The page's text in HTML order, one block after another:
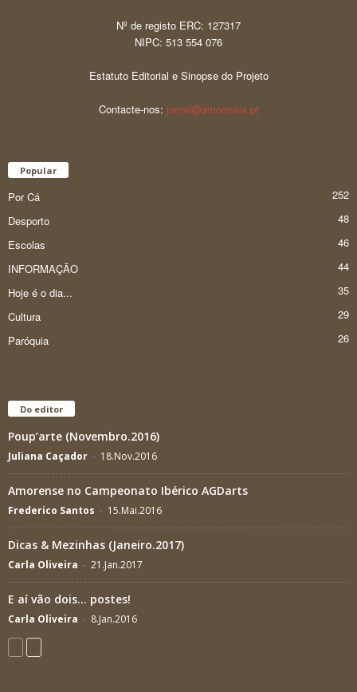
Nº de registo ERC: 127317
NIPC: 513 554 076
Estatuto Editorial e Sinopse do Projeto
Contacte-nos: jornal@amormais.pt
Popular
Por Cá
252
Desporto
48
Escolas
46
INFORMAÇÃO
44
Hoje é o dia...
35
Cultura
29
Paróquia
26
Do editor
Poup’arte (Novembro.2016)
Juliana Caçador - 18.Nov.2016
Amorense no Campeonato Ibérico AGDarts
Frederico Santos - 15.Mai.2016
Dicas & Mezinhas (Janeiro.2017)
Carla Oliveira - 21.Jan.2017
E aí vão dois… postes!
Carla Oliveira - 8.Jan.2016